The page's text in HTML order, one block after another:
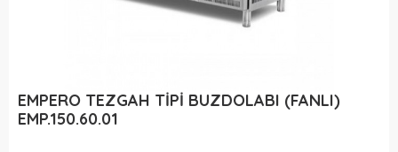
EMPERO TEZGAH TİPİ BUZDOLABI (FANLI)
EMP.150.60.01